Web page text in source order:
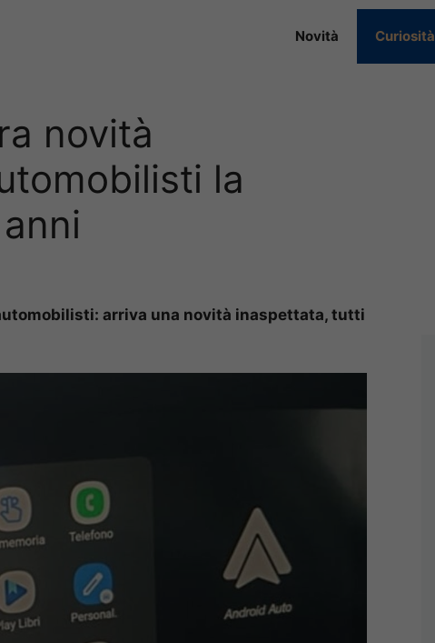
Novità Curiosità
novità
la
arriva una novità inaspettata, tutti